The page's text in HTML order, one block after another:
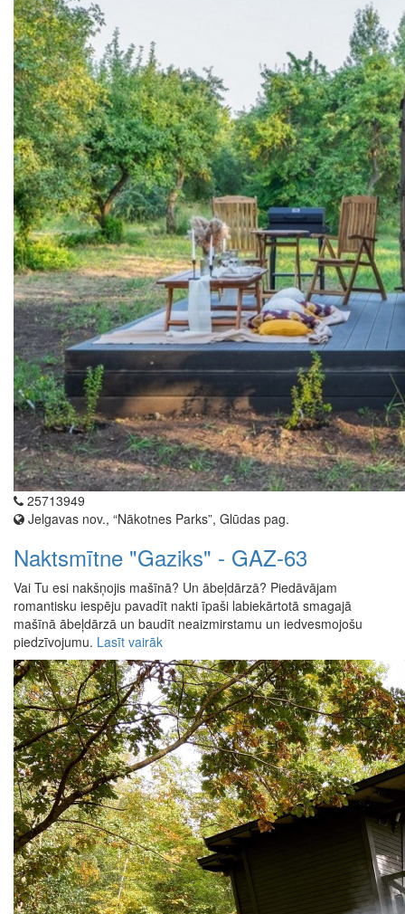
25713949
Jelgavas nov., “Nākotnes Parks”, Glūdas pag.
Naktsmītne "Gaziks" - GAZ-63
Vai Tu esi nakšņojis mašīnā? Un ābeļdārzā? Piedāvājam
romantisku iespēju pavadīt nakti īpaši labiekārtotā smagajā
mašīnā ābeļdārzā un baudīt neaizmirstamu un iedvesmojošu
piedzīvojumu. Lasīt vairāk